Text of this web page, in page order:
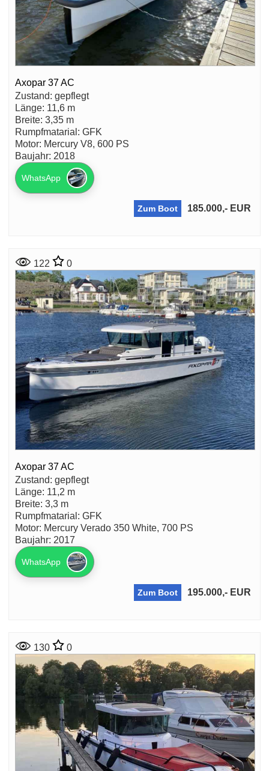
Axopar 37 AC
Zustand: gepflegt
Länge: 11,6 m
Breite: 3,35 m
Rumpfmatarial: GFK
Motor: Mercury V8, 600 PS
Baujahr: 2018
WhatsApp
Zum Boot 185.000,- EUR
122 0
Axopar 37 AC
Zustand: gepflegt
Länge: 11,2 m
Breite: 3,3 m
Rumpfmatarial: GFK
Motor: Mercury Verado 350 White, 700 PS
Baujahr: 2017
WhatsApp
Zum Boot 195.000,- EUR
130 0